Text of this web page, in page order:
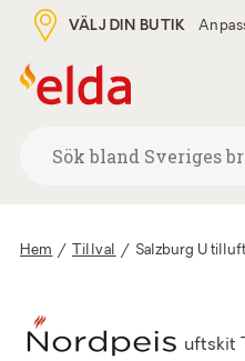
VÄLJ DIN BUTIK
Hem / Tillval / Salzburg U